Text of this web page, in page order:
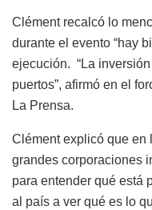
Clément recalcó lo
durante el evento “hay
ejecución. “La
puertos”, afirmó en el
La Prensa.
Clément explicó que en
grandes corporaciones
para entender qué está
al país a ver qué es lo